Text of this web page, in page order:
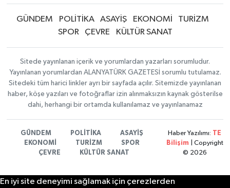
GÜNDEM POLİTİKA ASAYİŞ EKONOMİ
TURİZM
SPOR
ÇEVRE KÜLTÜR SANAT
Sitede yayınlanan içerik ve yorumlardan yazarları sorumludur.
Yayınlanan yorumlardan ALANYATÜRK GAZETESİ sorumlu tutulamaz.
Sitedeki tüm harici linkler ayrı bir sayfada açılır. Sitemizde yayınlanan
haber, köşe yazıları ve fotoğraflar izin alınmaksızın kaynak gösterilse
dahi, herhangi bir ortamda kullanılamaz ve yayınlanamaz
GÜNDEM POLİTİKA
ASAYİŞ
EKONOMİ
TURİZM
SPOR
ÇEVRE
KÜLTÜR SANAT
Haber Yazılımı:
TE
Bilişim | Copyright
© 2026
En iyi site deneyimi sağlamak için çerezlerden